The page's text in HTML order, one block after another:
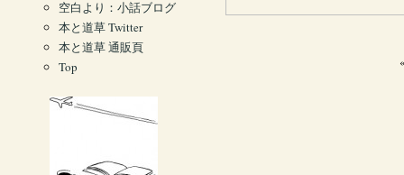
空白より：小話ブログ
本と道草 Twitter
本と道草 通販頁
Top